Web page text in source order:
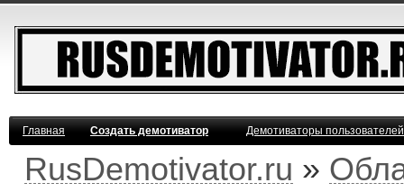
Главная Создать демотиватор Демотиваторы
RusDemotivator.ru »